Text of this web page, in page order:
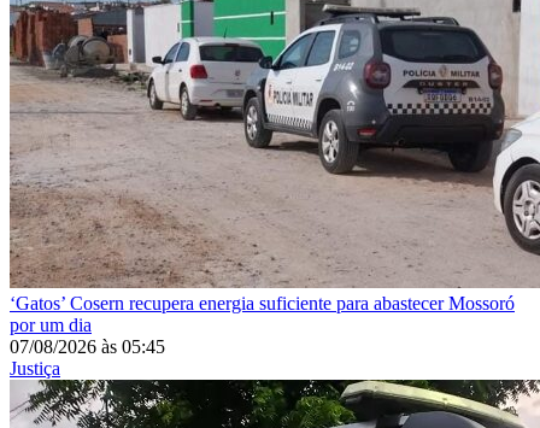
‘Gatos’ Cosern recupera energia suficiente para abastecer Mossoró
por um dia
07/08/2026 às 05:45
Justiça